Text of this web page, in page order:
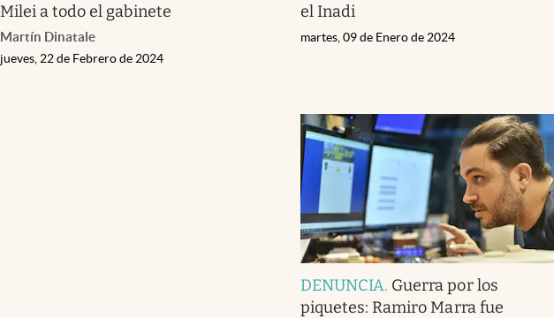
Milei a todo el gabinete
Martín Dinatale
jueves, 22 de Febrero de 2024
el Inadi
martes, 09 de Enero de 2024
DENUNCIA. Guerra por los
piquetes: Ramiro Marra fue